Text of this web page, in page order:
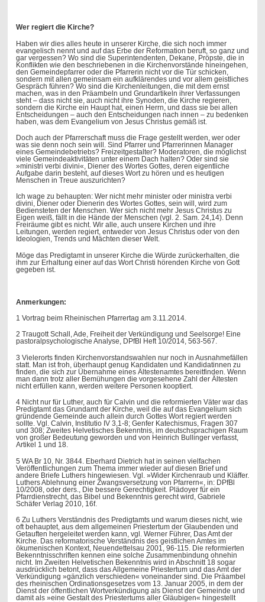
Wer regiert die Kirche?
Haben wir dies alles heute in unserer Kirche, die sich noch immer
evangelisch nennt und auf das Erbe der Reformation beruft, so ganz und
gar vergessen? Wo sind die Superintendenten, Dekane, Pröpste, die in
Konflikten wie den beschriebenen in die Kirchenvorstände hineingehen,
den Gemeindepfarrer oder die Pfarrerin nicht vor die Tür schicken,
sondern mit allen gemeinsam ein aufklärendes und vor allem geistliches
Gespräch führen? Wo sind die Kirchenleitungen, die mit dem ernst
machen, was in den Präambeln und Grundartikeln ihrer Verfassungen
steht – dass nicht sie, auch nicht ihre Synoden, die Kirche regieren,
sondern die Kirche ein Haupt hat, einen Herrn, und dass sie bei allen
Entscheidungen – auch den Entscheidungen nach innen – zu bedenken
haben, was dem Evangelium von Jesus Christus gemäß ist.
Doch auch der Pfarrerschaft muss die Frage gestellt werden, wer oder
was sie denn noch sein will. Sind Pfarrer und Pfarrerinnen Manager
eines Gemeindebetriebs? Freizeitgestalter? Moderatoren, die möglichst
viele Gemeindeaktivitäten unter einem Dach halten? Oder sind sie
»ministri verbi divini«, Diener des Wortes Gottes, deren eigentliche
Aufgabe darin besteht, auf dieses Wort zu hören und es heutigen
Menschen in Treue auszurichten?
Ich wage zu behaupten: Wer nicht mehr minister oder ministra verbi
divini, Diener oder Dienerin des Wortes Gottes, sein will, wird zum
Bediensteten der Menschen. Wer sich nicht mehr Jesus Christus zu
Eigen weiß, fällt in die Hände der Menschen (vgl. 2. Sam. 24,14). Denn
Freiräume gibt es nicht. Wir alle, auch unsere Kirchen und ihre
Leitungen, werden regiert, entweder von Jesus Christus oder von den
Ideologien, Trends und Mächten dieser Welt.
Möge das Predigtamt in unserer Kirche die Würde zurückerhalten, die
ihm zur Erhaltung einer auf das Wort Christi hörenden Kirche von Gott
gegeben ist.
Anmerkungen:
1 Vortrag beim Rheinischen Pfarrertag am 3.11.2014.
2 Traugott Schall, Ade, Freiheit der Verkündigung und Seelsorge! Eine
pastoralpsychologische Analyse, DPfBl Heft 10/2014, 563-567.
3 Vielerorts finden Kirchenvorstandswahlen nur noch in Ausnahmefällen
statt. Man ist froh, überhaupt genug Kandidaten und Kandidatinnen zu
finden, die sich zur Übernahme eines Ältestenamtes bereitfinden. Wenn
man dann trotz aller Bemühungen die vorgesehene Zahl der Ältesten
nicht erfüllen kann, werden weitere Personen kooptiert.
4 Nicht nur für Luther, auch für Calvin und die reformierten Väter war das
Predigtamt das Grundamt der Kirche, weil die auf das Evangelium sich
gründende Gemeinde auch allein durch Gottes Wort regiert werden
sollte. Vgl. Calvin, Institutio IV 3,1-8; Genfer Katechismus, Fragen 307
und 308; Zweites Helvetisches Bekenntnis, im deutschsprachigen Raum
von großer Bedeutung geworden und von Heinrich Bullinger verfasst,
Artikel 1 und 18.
5 WA Br 10, Nr. 3844. Eberhard Dietrich hat in seinen vielfachen
Veröffentlichungen zum Thema immer wieder auf diesen Brief und
andere Briefe Luthers hingewiesen. Vgl. »Wider Kirchenraub und Kläffer.
Luthers Ablehnung einer Zwangsversetzung von Pfarrern«, in: DPfBl
10/2008, oder ders., Die bessere Gerechtigkeit. Plädoyer für ein
Pfarrdienstrecht, das Bibel und Bekenntnis gerecht wird, Gabriele
Schäfer Verlag 2010, 16f.
6 Zu Luthers Verständnis des Predigtamts und warum dieses nicht, wie
oft behauptet, aus dem allgemeinen Priestertum der Glaubenden und
Getauften hergeleitet werden kann, vgl. Werner Führer, Das Amt der
Kirche. Das reformatorische Verständnis des geistlichen Amtes im
ökumenischen Kontext, Neuendettelsau 2001, 96-115. Die reformierten
Bekenntnisschriften kennen eine solche Zusammenbindung ohnehin
nicht. Im Zweiten Helvetischen Bekenntnis wird in Abschnitt 18 sogar
ausdrücklich betont, dass das Allgemeine Priestertum und das Amt der
Verkündigung »gänzlich verschieden« voneinander sind. Die Präambel
des rheinischen Ordinationsgesetzes vom 13. Januar 2005, in dem der
Dienst der öffentlichen Wortverkündigung als Dienst der Gemeinde und
damit als »eine Gestalt des Priestertums aller Gläubigen« hingestellt